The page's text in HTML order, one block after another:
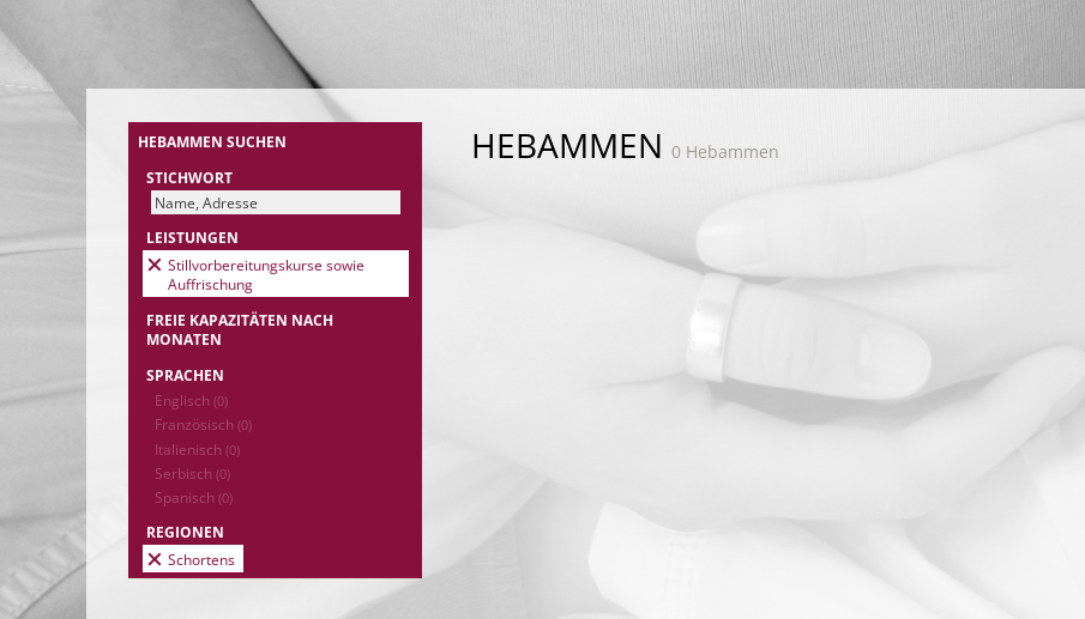
HEBAMMEN SUCHEN
STICHWORT
LEISTUNGEN
Stillvorbereitungskurse sowie
Auffrischung
FREIE KAPAZITÄTEN NACH
MONATEN
SPRACHEN
Englisch (0)
Französisch (0)
Italienisch (0)
Serbisch (0)
Spanisch (0)
REGIONEN
Schortens
HEBAMMEN 0 Hebammen